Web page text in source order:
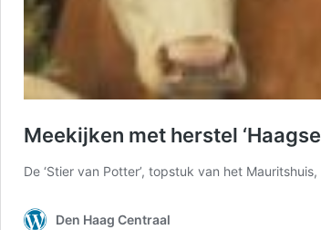
Meekijken met herstel
De ‘Stier van Potter’, topstuk van het
Den Haag Centraal